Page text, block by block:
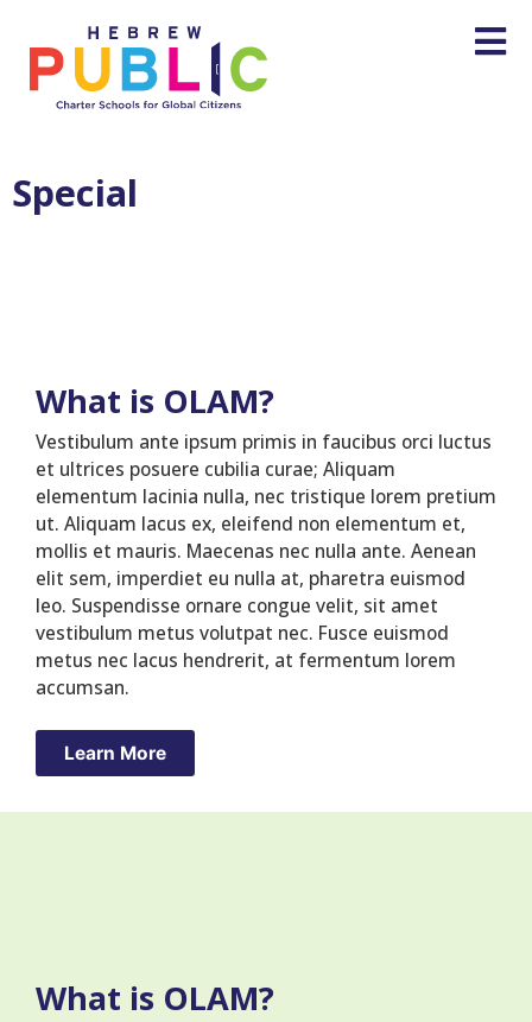
Special
What is OLAM?
Vestibulum ante ipsum primis in faucibus orci luctus
et ultrices posuere cubilia curae; Aliquam
elementum lacinia nulla, nec tristique lorem pretium
ut. Aliquam lacus ex, eleifend non elementum et,
mollis et mauris. Maecenas nec nulla ante. Aenean
elit sem, imperdiet eu nulla at, pharetra euismod
leo. Suspendisse ornare congue velit, sit amet
vestibulum metus volutpat nec. Fusce euismod
metus nec lacus hendrerit, at fermentum lorem
accumsan.
Learn More
What is OLAM?